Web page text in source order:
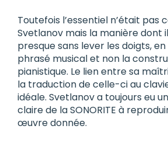
Toutefois l’essentiel n’était pas
Svetlanov mais la manière dont
presque sans lever les doigts,
phrasé musical et non la
pianistique. Le lien entre sa
la traduction de celle-ci au
idéale. Svetlanov a toujours eu
claire de la SONORITE à
œuvre donnée.